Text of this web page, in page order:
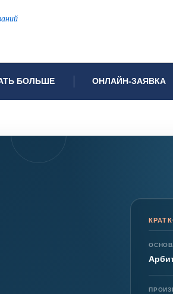
Компьютерно-техническая экспертиза
БОЛЬШЕ ОНЛАЙН-ЗАЯВКА
Заявка на